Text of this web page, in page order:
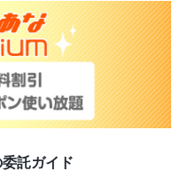
託ガイド